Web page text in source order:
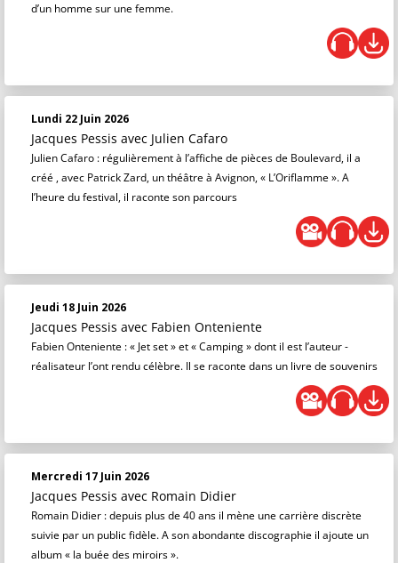
d’un homme sur une femme.
Lundi 22 Juin 2026
Jacques Pessis avec Julien Cafaro
Julien Cafaro : régulièrement à l’affiche de pièces de Boulevard, il a
créé , avec Patrick Zard, un théâtre à Avignon, « L’Oriflamme ». A
l’heure du festival, il raconte son parcours
Jeudi 18 Juin 2026
Jacques Pessis avec Fabien Onteniente
Fabien Onteniente : « Jet set » et « Camping » dont il est l’auteur -
réalisateur l’ont rendu célèbre. Il se raconte dans un livre de souvenirs
Mercredi 17 Juin 2026
Jacques Pessis avec Romain Didier
Romain Didier : depuis plus de 40 ans il mène une carrière discrète
suivie par un public fidèle. A son abondante discographie il ajoute un
album « la buée des miroirs ».